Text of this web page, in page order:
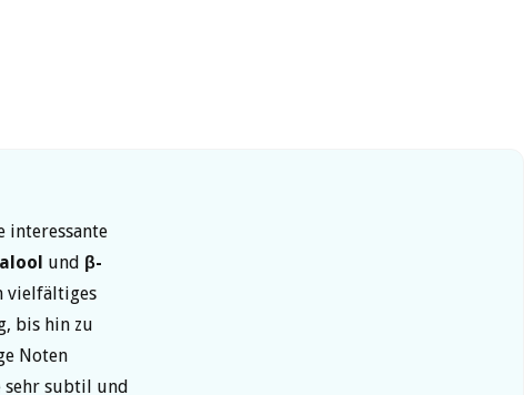
interessante
und β-
vielfältiges
bis hin zu
Noten
sehr subtil und